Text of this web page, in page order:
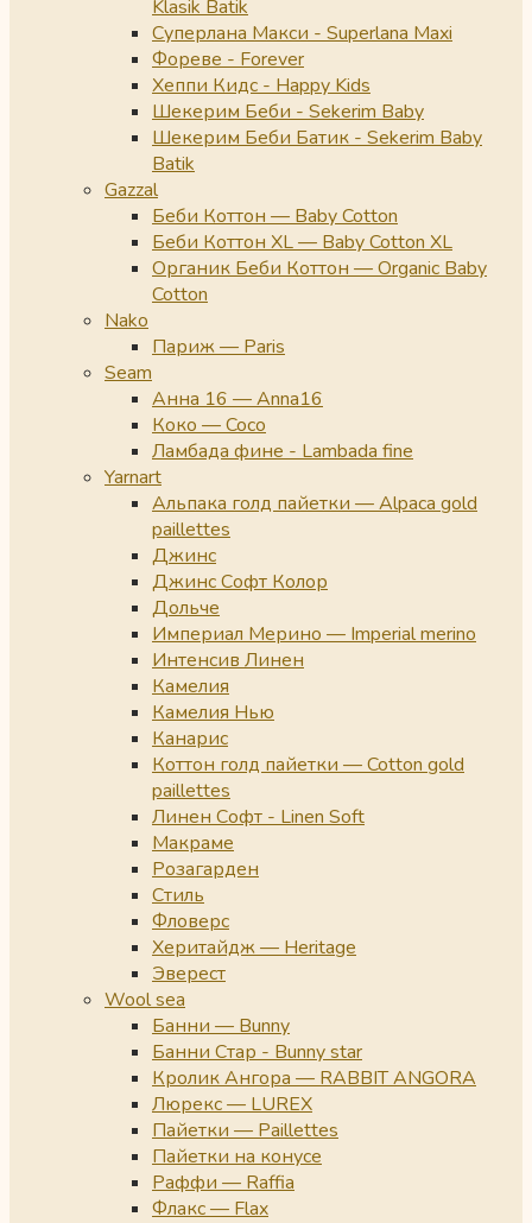
Klasik Batik
Суперлана Макси - Superlana Maxi
Фореве - Forever
Хеппи Кидс - Happy Kids
Шекерим Беби - Sekerim Baby
Шекерим Беби Батик - Sekerim Baby
Batik
Gazzal
Беби Коттон — Baby Cotton
Беби Коттон XL — Baby Cotton XL
Органик Беби Коттон — Organic Baby
Cotton
Nako
Париж — Paris
Seam
Анна 16 — Anna16
Коко — Coco
Ламбада фине - Lambada fine
Yarnart
Альпака голд пайетки — Alpaca gold
paillettes
Джинс
Джинс Софт Колор
Дольче
Империал Мерино — Imperial merino
Интенсив Линен
Камелия
Камелия Нью
Канарис
Коттон голд пайетки — Cotton gold
paillettes
Линен Софт - Linen Soft
Макраме
Розагарден
Стиль
Фловерс
Херитайдж — Heritage
Эверест
Wool sea
Банни — Bunny
Банни Стар - Bunny star
Кролик Ангора — RABBIT ANGORA
Люрекс — LUREX
Пайетки — Paillettes
Пайетки на конусе
Раффи — Raffia
Флакс — Flax